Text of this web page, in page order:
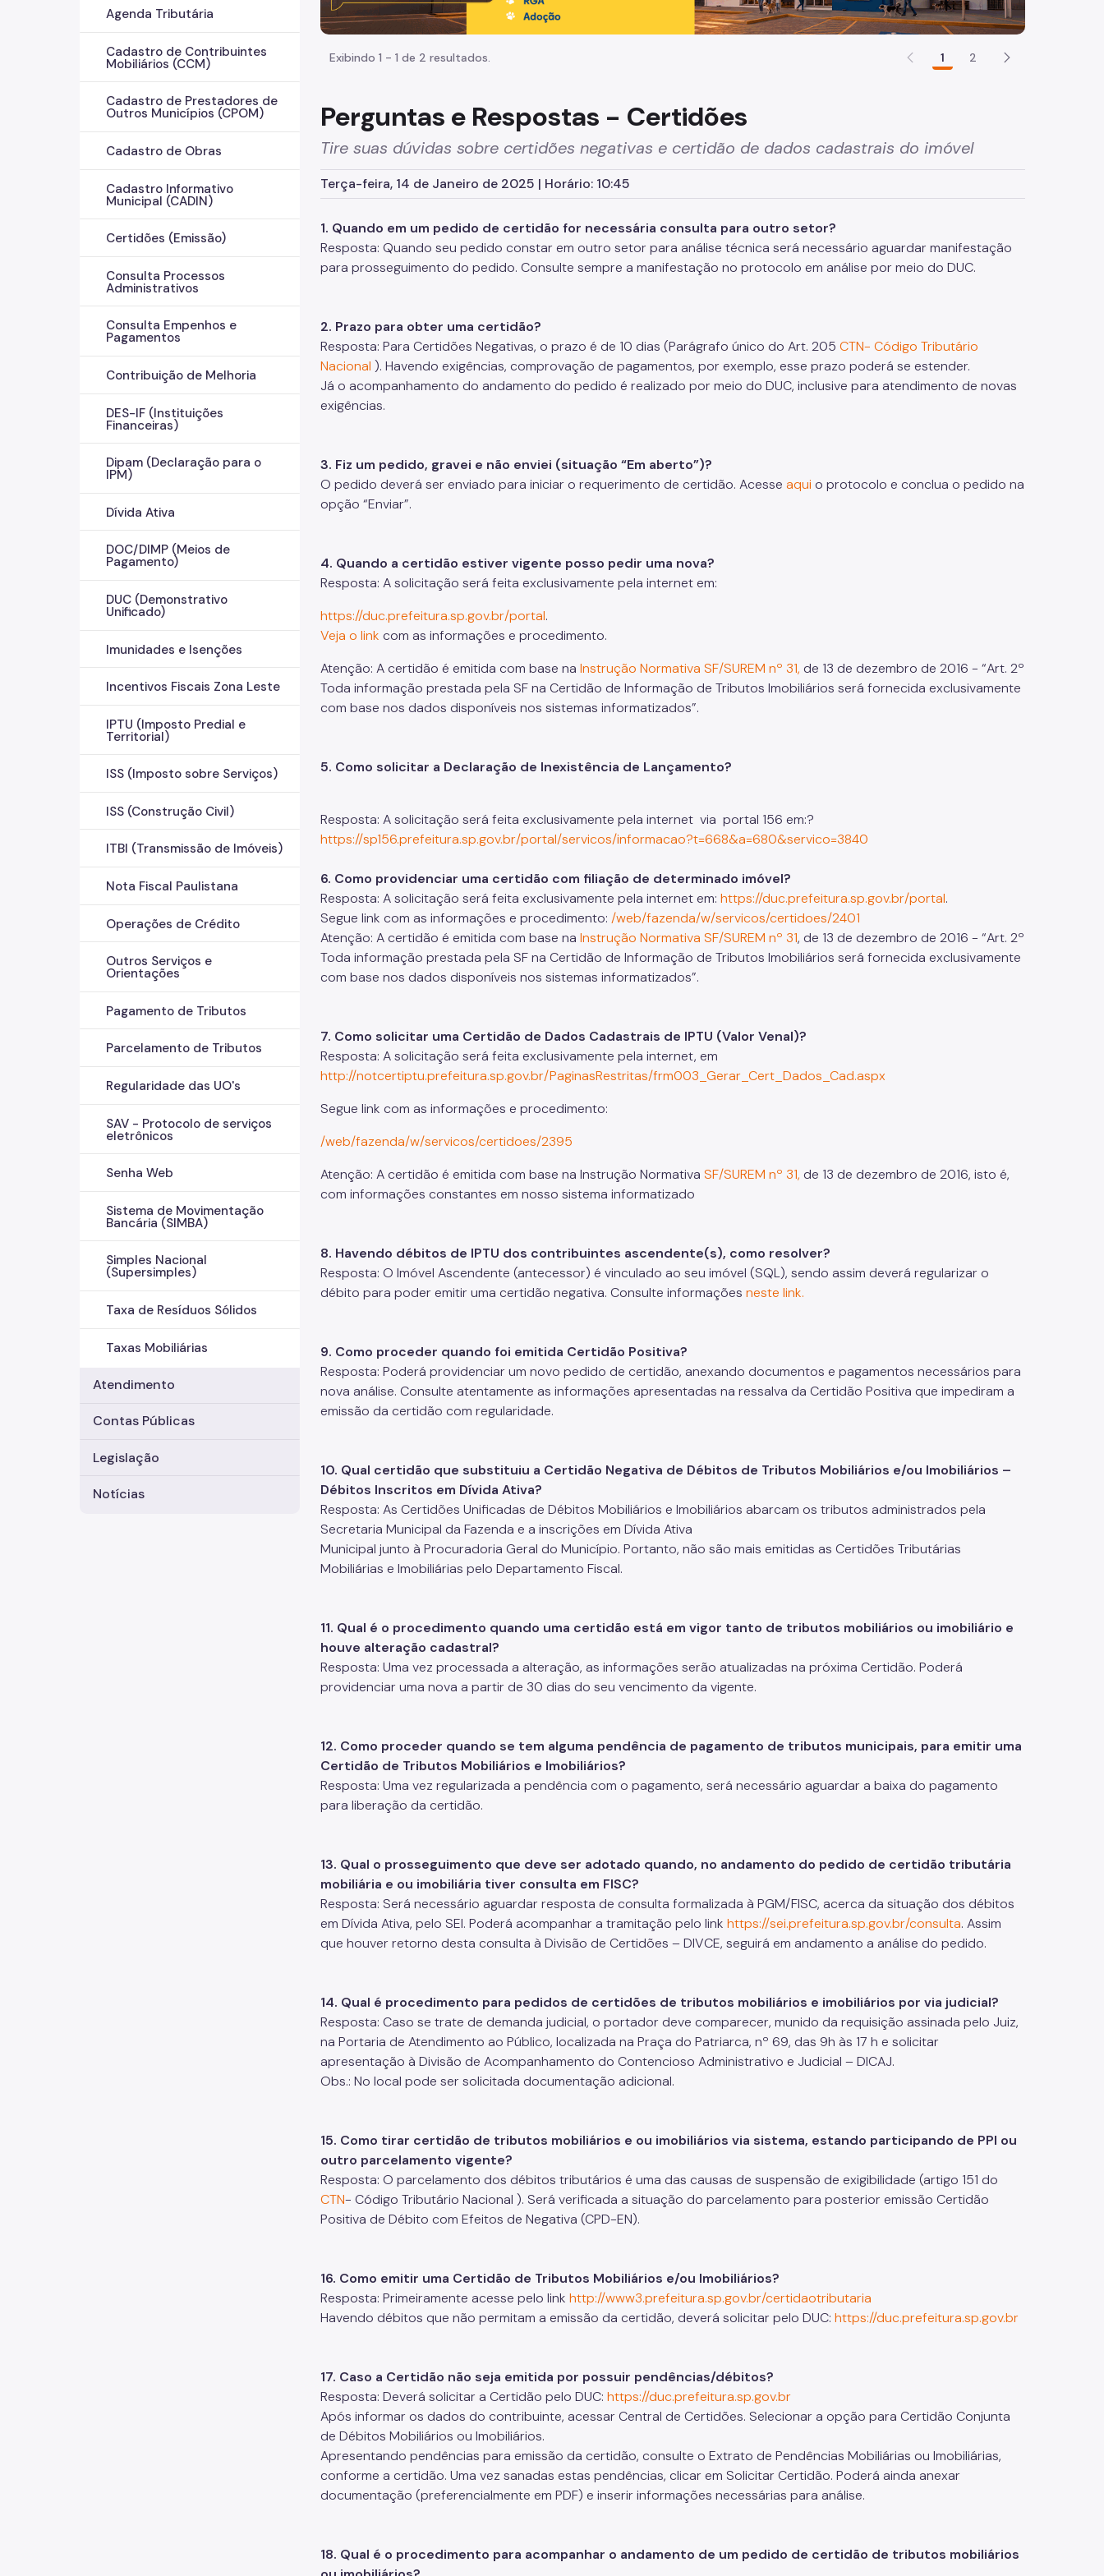
Agenda Tributária
Cadastro de Contribuintes
Mobiliários (CCM)
Cadastro de Prestadores de
Outros Municípios (CPOM)
Cadastro de Obras
Cadastro Informativo
Municipal (CADIN)
Certidões (Emissão)
Consulta Processos
Administrativos
Consulta Empenhos e
Pagamentos
Contribuição de Melhoria
DES-IF (Instituições
Financeiras)
Dipam (Declaração para o
IPM)
Dívida Ativa
DOC/DIMP (Meios de
Pagamento)
DUC (Demonstrativo
Unificado)
Imunidades e Isenções
Incentivos Fiscais Zona Leste
IPTU (Imposto Predial e
Territorial)
ISS (Imposto sobre Serviços)
ISS (Construção Civil)
ITBI (Transmissão de Imóveis)
Nota Fiscal Paulistana
Operações de Crédito
Outros Serviços e
Orientações
Pagamento de Tributos
Parcelamento de Tributos
Regularidade das UO's
SAV - Protocolo de serviços
eletrônicos
Senha Web
Sistema de Movimentação
Bancária (SIMBA)
Simples Nacional
(Supersimples)
Taxa de Resíduos Sólidos
Taxas Mobiliárias
Atendimento
Contas Públicas
Legislação
Notícias
Exibindo 1 - 1 de 2 resultados. 1 2
Perguntas e Respostas - Certidões
Tire suas dúvidas sobre certidões negativas e certidão de dados cadastrais do imóvel
Terça-feira, 14 de Janeiro de 2025 | Horário: 10:45
1. Quando em um pedido de certidão for necessária consulta para outro setor?
Resposta: Quando seu pedido constar em outro setor para análise técnica será necessário aguardar manifestação
para prosseguimento do pedido. Consulte sempre a manifestação no protocolo em análise por meio do DUC.
2. Prazo para obter uma certidão?
Resposta: Para Certidões Negativas, o prazo é de 10 dias (Parágrafo único do Art. 205 CTN- Código Tributário
Nacional ). Havendo exigências, comprovação de pagamentos, por exemplo, esse prazo poderá se estender.
Já o acompanhamento do andamento do pedido é realizado por meio do DUC, inclusive para atendimento de novas
exigências.
3. Fiz um pedido, gravei e não enviei (situação “Em aberto”)?
O pedido deverá ser enviado para iniciar o requerimento de certidão. Acesse aqui o protocolo e conclua o pedido na
opção “Enviar”.
4. Quando a certidão estiver vigente posso pedir uma nova?
Resposta: A solicitação será feita exclusivamente pela internet em:
https://duc.prefeitura.sp.gov.br/portal.
Veja o link com as informações e procedimento.
Atenção: A certidão é emitida com base na Instrução Normativa SF/SUREM nº 31, de 13 de dezembro de 2016 - “Art. 2º
Toda informação prestada pela SF na Certidão de Informação de Tributos Imobiliários será fornecida exclusivamente
com base nos dados disponíveis nos sistemas informatizados”.
5. Como solicitar a Declaração de Inexistência de Lançamento?
Resposta: A solicitação será feita exclusivamente pela internet via portal 156 em:?
https://sp156.prefeitura.sp.gov.br/portal/servicos/informacao?t=668&a=680&servico=3840
6. Como providenciar uma certidão com filiação de determinado imóvel?
Resposta: A solicitação será feita exclusivamente pela internet em: https://duc.prefeitura.sp.gov.br/portal.
Segue link com as informações e procedimento: /web/fazenda/w/servicos/certidoes/2401
Atenção: A certidão é emitida com base na Instrução Normativa SF/SUREM nº 31, de 13 de dezembro de 2016 - “Art. 2º
Toda informação prestada pela SF na Certidão de Informação de Tributos Imobiliários será fornecida exclusivamente
com base nos dados disponíveis nos sistemas informatizados”.
7. Como solicitar uma Certidão de Dados Cadastrais de IPTU (Valor Venal)?
Resposta: A solicitação será feita exclusivamente pela internet, em
http://notcertiptu.prefeitura.sp.gov.br/PaginasRestritas/frm003_Gerar_Cert_Dados_Cad.aspx
Segue link com as informações e procedimento:
/web/fazenda/w/servicos/certidoes/2395
Atenção: A certidão é emitida com base na Instrução Normativa SF/SUREM nº 31, de 13 de dezembro de 2016, isto é,
com informações constantes em nosso sistema informatizado
8. Havendo débitos de IPTU dos contribuintes ascendente(s), como resolver?
Resposta: O Imóvel Ascendente (antecessor) é vinculado ao seu imóvel (SQL), sendo assim deverá regularizar o
débito para poder emitir uma certidão negativa. Consulte informações neste link.
9. Como proceder quando foi emitida Certidão Positiva?
Resposta: Poderá providenciar um novo pedido de certidão, anexando documentos e pagamentos necessários para
nova análise. Consulte atentamente as informações apresentadas na ressalva da Certidão Positiva que impediram a
emissão da certidão com regularidade.
10. Qual certidão que substituiu a Certidão Negativa de Débitos de Tributos Mobiliários e/ou Imobiliários –
Débitos Inscritos em Dívida Ativa?
Resposta: As Certidões Unificadas de Débitos Mobiliários e Imobiliários abarcam os tributos administrados pela
Secretaria Municipal da Fazenda e a inscrições em Dívida Ativa
Municipal junto à Procuradoria Geral do Município. Portanto, não são mais emitidas as Certidões Tributárias
Mobiliárias e Imobiliárias pelo Departamento Fiscal.
11. Qual é o procedimento quando uma certidão está em vigor tanto de tributos mobiliários ou imobiliário e
houve alteração cadastral?
Resposta: Uma vez processada a alteração, as informações serão atualizadas na próxima Certidão. Poderá
providenciar uma nova a partir de 30 dias do seu vencimento da vigente.
12. Como proceder quando se tem alguma pendência de pagamento de tributos municipais, para emitir uma
Certidão de Tributos Mobiliários e Imobiliários?
Resposta: Uma vez regularizada a pendência com o pagamento, será necessário aguardar a baixa do pagamento
para liberação da certidão.
13. Qual o prosseguimento que deve ser adotado quando, no andamento do pedido de certidão tributária
mobiliária e ou imobiliária tiver consulta em FISC?
Resposta: Será necessário aguardar resposta de consulta formalizada à PGM/FISC, acerca da situação dos débitos
em Dívida Ativa, pelo SEI. Poderá acompanhar a tramitação pelo link https://sei.prefeitura.sp.gov.br/consulta. Assim
que houver retorno desta consulta à Divisão de Certidões – DIVCE, seguirá em andamento a análise do pedido.
14. Qual é procedimento para pedidos de certidões de tributos mobiliários e imobiliários por via judicial?
Resposta: Caso se trate de demanda judicial, o portador deve comparecer, munido da requisição assinada pelo Juiz,
na Portaria de Atendimento ao Público, localizada na Praça do Patriarca, nº 69, das 9h às 17 h e solicitar
apresentação à Divisão de Acompanhamento do Contencioso Administrativo e Judicial – DICAJ.
Obs.: No local pode ser solicitada documentação adicional.
15. Como tirar certidão de tributos mobiliários e ou imobiliários via sistema, estando participando de PPI ou
outro parcelamento vigente?
Resposta: O parcelamento dos débitos tributários é uma das causas de suspensão de exigibilidade (artigo 151 do
CTN- Código Tributário Nacional ). Será verificada a situação do parcelamento para posterior emissão Certidão
Positiva de Débito com Efeitos de Negativa (CPD-EN).
16. Como emitir uma Certidão de Tributos Mobiliários e/ou Imobiliários?
Resposta: Primeiramente acesse pelo link http://www3.prefeitura.sp.gov.br/certidaotributaria
Havendo débitos que não permitam a emissão da certidão, deverá solicitar pelo DUC: https://duc.prefeitura.sp.gov.br
17. Caso a Certidão não seja emitida por possuir pendências/débitos?
Resposta: Deverá solicitar a Certidão pelo DUC: https://duc.prefeitura.sp.gov.br
Após informar os dados do contribuinte, acessar Central de Certidões. Selecionar a opção para Certidão Conjunta
de Débitos Mobiliários ou Imobiliários.
Apresentando pendências para emissão da certidão, consulte o Extrato de Pendências Mobiliárias ou Imobiliárias,
conforme a certidão. Uma vez sanadas estas pendências, clicar em Solicitar Certidão. Poderá ainda anexar
documentação (preferencialmente em PDF) e inserir informações necessárias para análise.
18. Qual é o procedimento para acompanhar o andamento de um pedido de certidão de tributos mobiliários